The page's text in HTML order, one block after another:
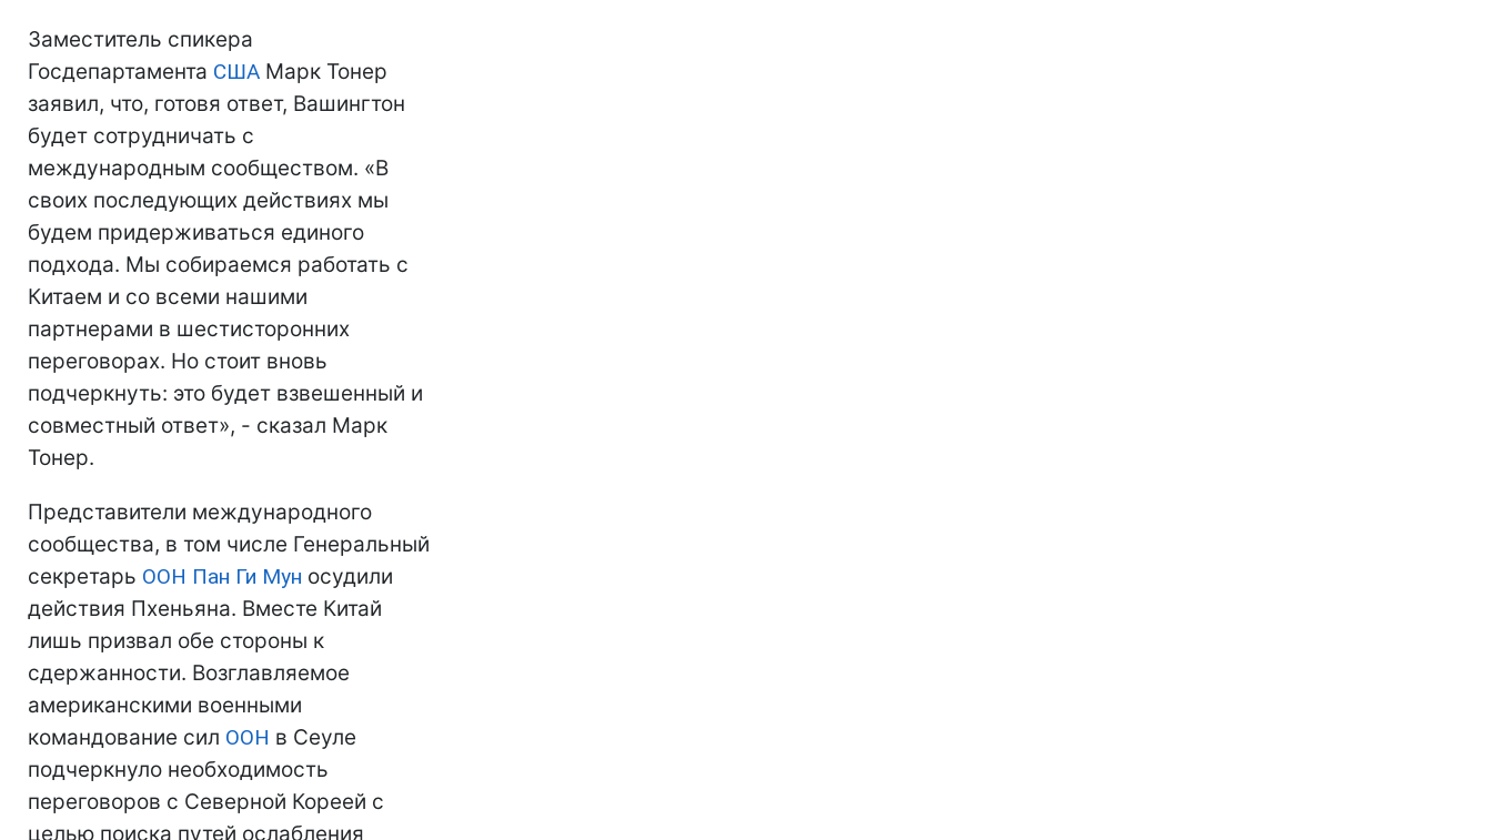
Заместитель спикера
Госдепартамента США Марк Тонер
заявил, что, готовя ответ, Вашингтон
будет сотрудничать с
международным сообществом. «В
своих последующих действиях мы
будем придерживаться единого
подхода. Мы собираемся работать с
Китаем и со всеми нашими
партнерами в шестисторонних
переговорах. Но стоит вновь
подчеркнуть: это будет взвешенный и
совместный ответ», - сказал Марк
Тонер.
Представители международного
сообщества, в том числе Генеральный
секретарь ООН Пан Ги Мун осудили
действия Пхеньяна. Вместе Китай
лишь призвал обе стороны к
сдержанности. Возглавляемое
американскими военными
командование сил ООН в Сеуле
подчеркнуло необходимость
переговоров с Северной Кореей с
целью поиска путей ослабления